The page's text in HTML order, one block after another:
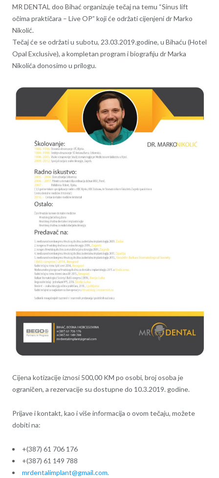
MR DENTAL doo Bihać organizuje tečaj na temu “Sinus lift
očima praktičara – Live OP” koji će održati cijenjeni dr Marko
Nikolić.
Tečaj će se održati u subotu, 23.03.2019.godine, u Bihaću (Hotel
Opal Exclusive), a kompletan program i biografiju dr Marka
Nikolića donosimo u prilogu.
Cijena kotizacije iznosi 500,00 KM po osobi, broj osoba je
ograničen, a rezervacije su dostupne do 10.3.2019. godine.
Prijave i kontakt, kao i više informacija o ovom tečaju, možete
dobiti na:
+(387) 61 706 176
+(387) 61 149 788
mrdentalimplant@gmail.com.